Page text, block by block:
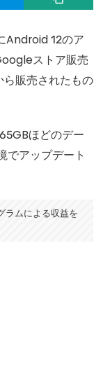
Android 12のア
ストア販売
販売されたもの
ほどのデー
でアップデート
ラムによる収益を